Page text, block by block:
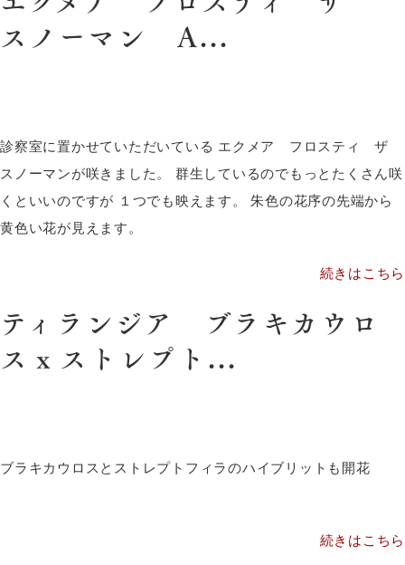
スノーマン A...
診察室に置かせていただいている エクメア フロスティ ザ
スノーマンが咲きました。 群生しているのでもっとたくさん咲
くといいのですが １つでも映えます。 朱色の花序の先端から
黄色い花が見えます。
続きはこちら
ティランジア ブラキカウロ
スｘストレプト...
ブラキカウロスとストレプトフィラのハイブリットも開花
続きはこちら